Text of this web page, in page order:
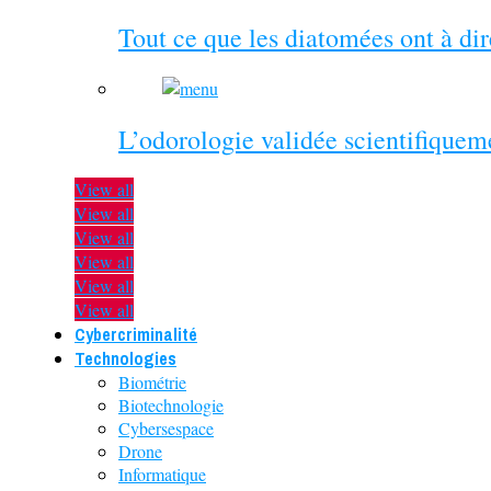
Tout ce que les diatomées ont à
L’odorologie validée
View all
View all
View all
View all
View all
View all
Cybercriminalité
Technologies
Biométrie
Biotechnologie
Cybersespace
Drone
Informatique